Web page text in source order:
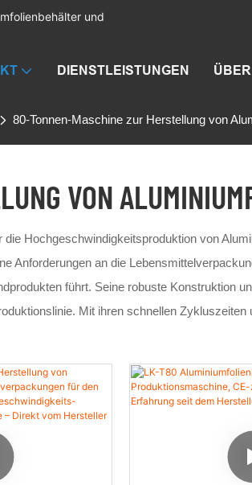
und
DIENSTLEISTUNGEN
80-Tonnen-Maschine zur Herstellung von
VON
Hochgeschwindigkeitsproduktion von
Anforderungen an die
führt. Seine robuste Konstruktion
Mit ihren schnellen